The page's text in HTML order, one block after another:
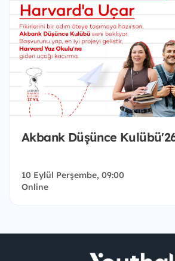
Akbank Düşünce
10 Eylül Perşembe, 09:00
Online